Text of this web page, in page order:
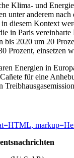
Klima- und
unter anderem
diesem Kontext
in Paris
bis 2020 um 20
Prozent, einsetzen
Energien in
für eine